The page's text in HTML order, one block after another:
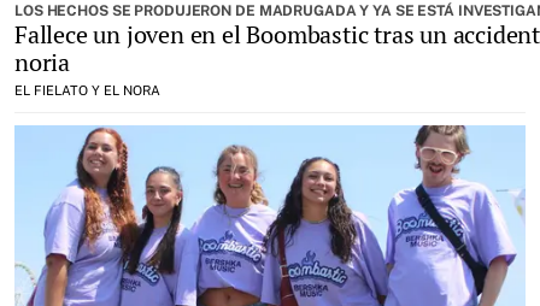
LOS HECHOS SE PRODUJERON DE MADRUGADA Y YA SE ESTÁ
Fallece un joven en el Boombastic tras un
noria
EL FIELATO Y EL NORA